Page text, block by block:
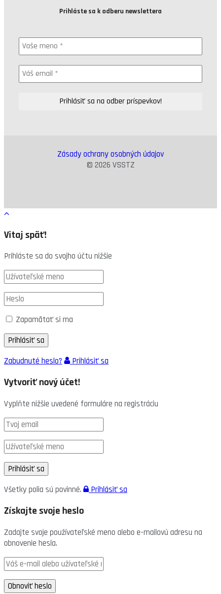
Prihláste sa k odberu newslettera
Zásady ochrany osobných údajov
© 2026 VSSTZ
Vitaj späť!
Prihláste sa do svojho účtu nižšie
Zapamätať si ma
Zabudnuté heslo? Prihlásiť sa
Vytvoriť nový účet!
Vyplňte nižšie uvedené formuláre na registráciu
Všetky polia sú povinné. Prihlásiť sa
Získajte svoje heslo
Zadajte svoje používateľské meno alebo e-mailovú adresu na
obnovenie hesla.